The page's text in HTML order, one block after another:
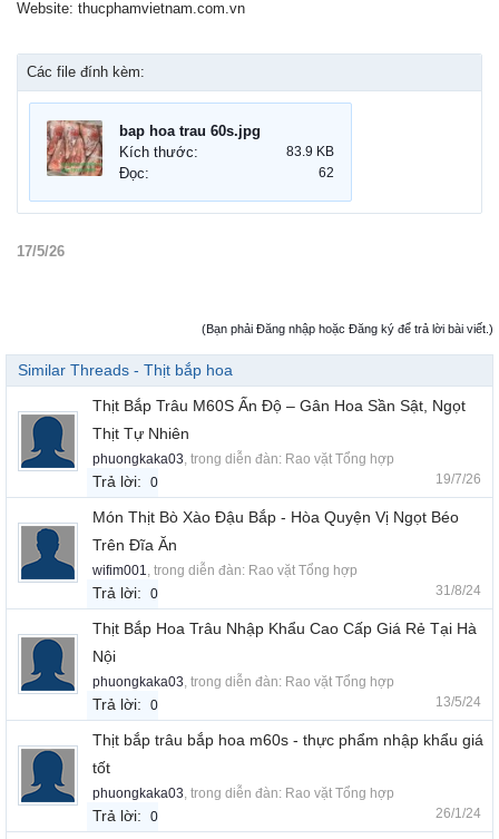
Website: thucphamvietnam.com.vn
Các file đính kèm:
bap hoa trau 60s.jpg
Kích thước:
83.9 KB
Đọc: 62
17/5/26
(Bạn phải Đăng nhập hoặc Đăng ký để trả lời bài viết.)
Similar Threads - Thịt bắp hoa
Thịt Bắp Trâu M60S Ấn Độ – Gân Hoa Sần Sật, Ngọt
Thịt Tự Nhiên
phuongkaka03, trong diễn đàn: Rao vặt Tổng hợp
Trả lời: 0 19/7/26
Món Thịt Bò Xào Đậu Bắp - Hòa Quyện Vị Ngọt Béo
Trên Đĩa Ăn
wifim001, trong diễn đàn: Rao vặt Tổng hợp
Trả lời: 0 31/8/24
Thịt Bắp Hoa Trâu Nhập Khẩu Cao Cấp Giá Rẻ Tại Hà
Nội
phuongkaka03, trong diễn đàn: Rao vặt Tổng hợp
Trả lời: 0 13/5/24
Thịt bắp trâu bắp hoa m60s - thực phẩm nhập khẩu giá
tốt
phuongkaka03, trong diễn đàn: Rao vặt Tổng hợp
Trả lời: 0 26/1/24